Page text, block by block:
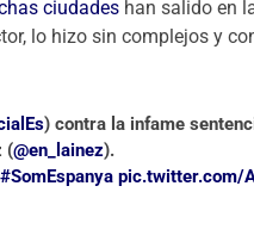
ciudades han salido en
lo hizo sin complejos y
) contra la infame
(@en_lainez).
#SomEspanya pic.twitter.com/